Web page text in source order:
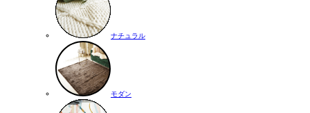
ナチュラル
モダン